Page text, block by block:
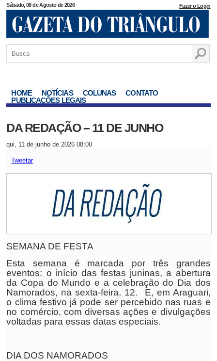
Sábado, 08 de Agosto de 2026 Fazer o Login
HOME NOTÍCIAS COLUNAS
CONTATO
PUBLICAÇÕES LEGAIS
DA REDAÇÃO – 11 DE JUNHO
qui, 11 de junho de 2026 08:00
Tweetar
SEMANA DE FESTA
Esta semana é marcada por três grandes
eventos: o início das festas juninas, a abertura
da Copa do Mundo e a celebração do Dia dos
Namorados, na sexta-feira, 12. E, em Araguari,
o clima festivo já pode ser percebido nas ruas e
no comércio, com diversas ações e divulgações
voltadas para essas datas especiais.
DIA DOS NAMORADOS